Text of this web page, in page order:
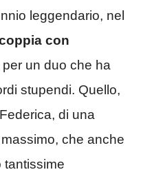
leggendario, nel
con
per un duo che ha
stupendi. Quello,
di una
che anche
tantissime